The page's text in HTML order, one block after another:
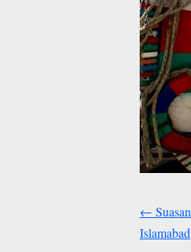
←
Islamabad